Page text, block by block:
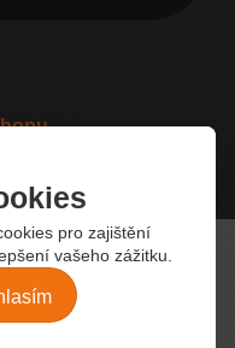
pro zajištění
vašeho zážitku.